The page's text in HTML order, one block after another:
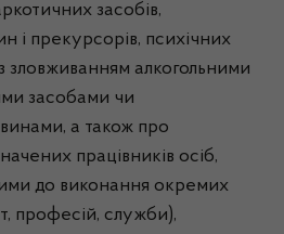
засобів,
і прекурсорів, психічних
зловживанням алкогольними
засобами чи
а також про
працівників осіб,
до виконання окремих
професій, служби),